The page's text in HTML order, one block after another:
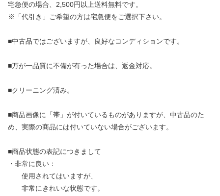
宅急便の場合、2,500円以上送料無料です。
※「代引き」ご希望の方は宅急便をご選択下さい。
■中古品ではございますが、良好なコンディションです。
■万が一品質に不備が有った場合は、返金対応。
■クリーニング済み。
■商品画像に「帯」が付いているものがありますが、中古品のた
め、実際の商品には付いていない場合がございます。
■商品状態の表記につきまして
・非常に良い：
使用されてはいますが、
非常にきれいな状態です。